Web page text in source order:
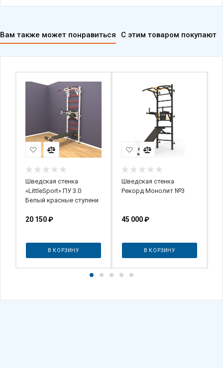
Вам также может понравиться С этим товаром покупают
Шведская стенка
«LittleSport» ПУ 3.0
Белый красные ступени
20 150₽
В КОРЗИНУ
Шведская стенка
Рекорд Монолит №3
45 000₽
В КОРЗИНУ